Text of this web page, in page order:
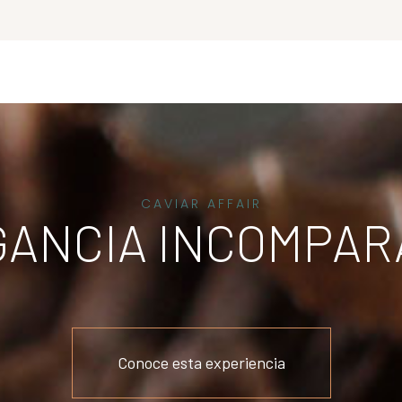
CAVIAR AFFAIR
Conoce esta experiencia